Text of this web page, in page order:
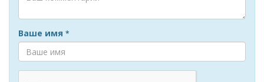
Ваше имя *